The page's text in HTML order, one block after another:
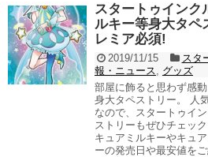
スタートゥインク
ルキー等身大タペ
レミア必須!
2019/11/15 スタ
報・ニュース
グッズ
部屋に飾ると思わず感
身大タペストリー。 人
なので、スタートゥイ
ストリーもぜひチェッ
キュアミルキーやキュ
ーの発売日や最安値をご